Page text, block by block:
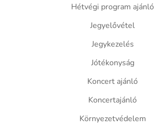
Hétvégi program ajánló
Jegyelővétel
Jegykezelés
Jótékonyság
Koncert ajánló
Koncertajánló
Környezetvédelem